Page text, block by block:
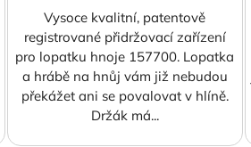
Vysoce kvalitní, patentově
registrované přidržovací zařízení
pro lopatku hnoje 157700. Lopatka
a hrábě na hnůj vám již nebudou
překážet ani se povalovat v hlíně.
Držák má...